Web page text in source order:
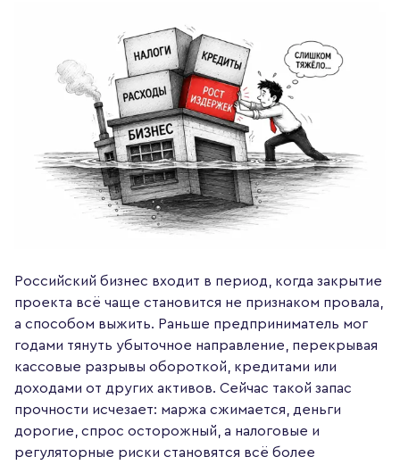
Российский бизнес входит в период, когда закрытие
проекта всё чаще становится не признаком провала,
а способом выжить. Раньше предприниматель мог
годами тянуть убыточное направление, перекрывая
кассовые разрывы обороткой, кредитами или
доходами от других активов. Сейчас такой запас
прочности исчезает: маржа сжимается, деньги
дорогие, спрос осторожный, а налоговые и
регуляторные риски становятся всё более